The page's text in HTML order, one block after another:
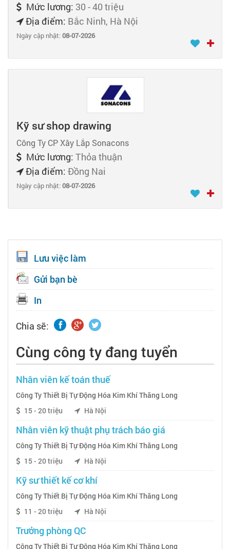
Mức lương: 30 - 40 triệu
Địa điểm: Bắc Ninh, Hà Nội
Ngày cập nhật:08-07-2026
Kỹ sư shop drawing
Công Ty CP Xây Lắp Sonacons
Mức lương: Thỏa thuận
Địa điểm: Đồng Nai
Ngày cập nhật:08-07-2026
Lưu việc làm
Gửi bạn bè
In
Chia sẽ:
Cùng công ty đang tuyển
Nhân viên kế toán thuế
Công Ty Thiết Bị Tự Động Hóa Kim Khí Thăng Long
15 - 20 triệu
Hà Nội
Nhân viên kỹ thuật phụ trách báo giá
Công Ty Thiết Bị Tự Động Hóa Kim Khí Thăng Long
15 - 20 triệu
Hà Nội
Kỹ sư thiết kế cơ khí
Công Ty Thiết Bị Tự Động Hóa Kim Khí Thăng Long
11 - 20 triệu
Hà Nội
Trưởng phòng QC
Công Ty Thiết Bị Tự Động Hóa Kim Khí Thăng Long